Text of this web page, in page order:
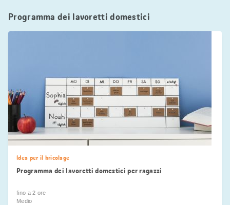
Programma dei lavoretti domestici
Idea per il bricolage
Programma dei lavoretti domestici per ragazzi
fino a 2 ore
Medio